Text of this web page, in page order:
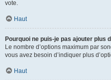
vote.
Haut
Pourquoi ne puis-je pas ajouter plus
Le nombre d’options maximum par
vous avez besoin d’indiquer plus
Haut